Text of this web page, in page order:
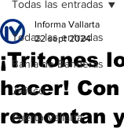
Todas las entradas
Bahía de Banderas
Jalisco
Puerto Vallarta
Todas las entradas
¡Tritones
hacer!
remontan
Informa Vallarta
22 sept 2024